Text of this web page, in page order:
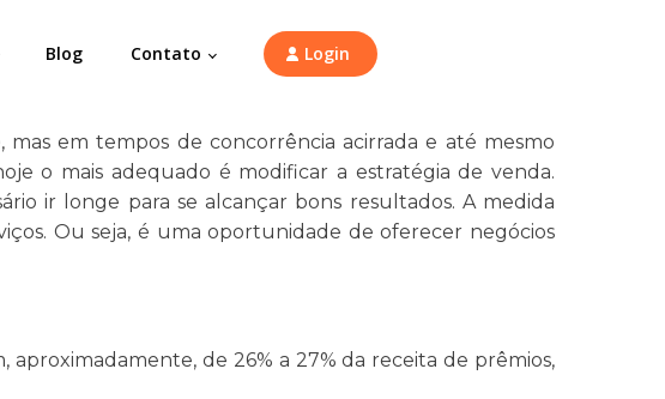
Blog Contato Login
em tempos de concorrência acirrada e até mesmo
o mais adequado é modificar a estratégia de venda.
ir longe para se alcançar bons resultados. A medida
Ou seja, é uma oportunidade de oferecer negócios
aproximadamente, de 26% a 27% da receita de prêmios,